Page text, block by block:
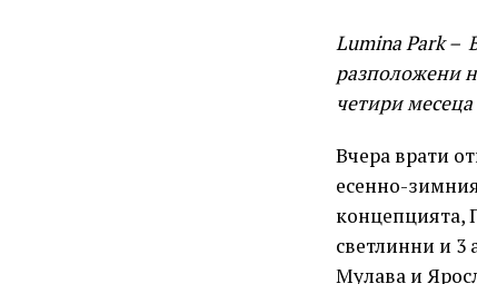
Lumina Park –
разположени
четири месеца
Вчера врати
есенно-
концепцията,
светлинни и 3
Мулава и